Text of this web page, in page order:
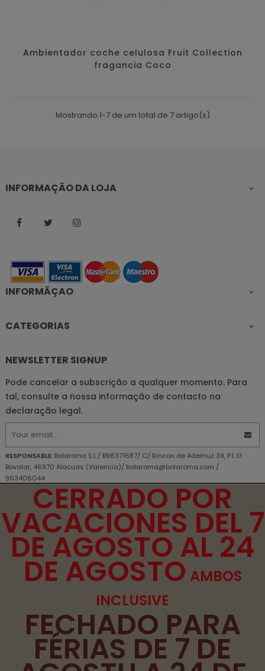
CERRADO POR
VACACIONES DEL 7
DE AGOSTO AL 24
DE AGOSTO AMBOS
INCLUSIVE
FECHADO PARA
FÉRIAS DE 7 DE
Ambientador coche celulosa Fruit Collection
fragancia Coco
Mostrando 1-7 de um total de 7 artigo(s)
INFORMAÇÃO DA LOJA 
FacebookTwitter
INFORMÃÇAO 
CATEGORIAS 
NEWSLETTER SIGNUP
Pode cancelar a subscrição a qualquer momento. Para
tal, consulte a nossa informação de contacto na
declaração legal.
RESPONSABLE: Bolaroma S.L./ B96371687/ C/ Rincon de Ademuz 39, P.I. El
Bovalar, 46970 Alacuas (Valencia)/ bolaroma@bolaroma.com /
963406044
OBJETIVO PRINCIPAL: Responda às perguntas e envie as informações
solicitadas.
DIREITOS
: DIREITOS Acesso, retificação, exclusão e portabilidade de seus
dados, de limitação e oposição ao seu processamento, além de não estar
sujeito a decisões baseadas apenas no processamento automatizado de
seus dados, quando apropriado.
INFORMAÇÕES ADICIONAIS
: Você pode consultar informações adicionais e
detalhadas sobre nossa Política de Privacidadeaqui
concordo com o tratamento que será feito com meus dados
pessoais.
Li e aceito os termos e condições de usoe a política de
privacidade